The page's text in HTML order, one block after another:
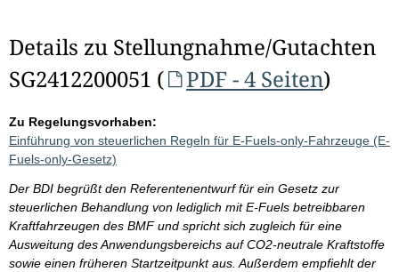
Details zu Stellungnahme/Gutachten
SG2412200051 (
PDF - 4 Seiten)
Zu Regelungsvorhaben:
Einführung von steuerlichen Regeln für E-Fuels-only-Fahrzeuge (E-
Fuels-only-Gesetz)
Der BDI begrüßt den Referentenentwurf für ein Gesetz zur
steuerlichen Behandlung von lediglich mit E-Fuels betreibbaren
Kraftfahrzeugen des BMF und spricht sich zugleich für eine
Ausweitung des Anwendungsbereichs auf CO2-neutrale Kraftstoffe
sowie einen früheren Startzeitpunkt aus. Außerdem empfiehlt der